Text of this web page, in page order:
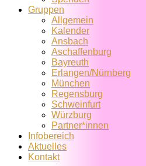
Gruppen
Allgemein
Kalender
Ansbach
Aschaffenburg
Bayreuth
Erlangen/Nürnberg
München
Regensburg
Schweinfurt
Würzburg
Partner*innen
Infobereich
Aktuelles
Kontakt